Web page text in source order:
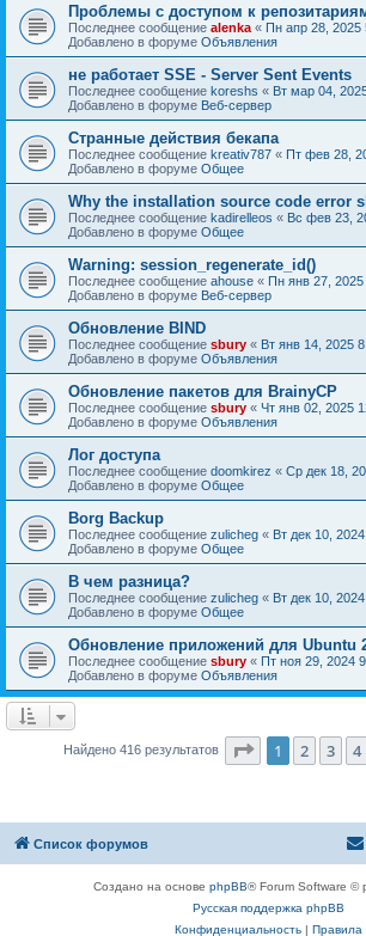
Проблемы с доступом к
Последнее сообщение alenka « Пн апр 28, 2025
Добавлено в форуме Объявления
не работает SSE - Server Sent Events
Последнее сообщение koreshs « Вт мар 04,
Добавлено в форуме Веб-сервер
Странные действия бекапа
Последнее сообщение kreativ787 « Пт фев 28,
Добавлено в форуме Общее
Why the installation source code error
Последнее сообщение kadirelleos « Вс фев 23,
Добавлено в форуме Общее
Warning: session_regenerate_id()
Последнее сообщение ahouse « Пн янв 27, 2025
Добавлено в форуме Веб-сервер
Обновление BIND
Последнее сообщение sbury « Вт янв 14, 2025
Добавлено в форуме Объявления
Oбновление пакетов для BrainyCP
Последнее сообщение sbury « Чт янв 02, 2025
Добавлено в форуме Объявления
Лог доступа
Последнее сообщение doomkirez « Ср дек 18,
Добавлено в форуме Общее
Borg Backup
Последнее сообщение zulicheg « Вт дек 10,
Добавлено в форуме Общее
В чем разница?
Последнее сообщение zulicheg « Вт дек 10,
Добавлено в форуме Общее
Обновление приложений для Ubuntu
Последнее сообщение sbury « Пт ноя 29, 2024
Добавлено в форуме Объявления
Найдено 416 результатов Страница из
1 2 3 4
Список форумов
Создано на основе phpBB® Forum Software ©
Русская поддержка phpBB
Конфиденциальность| Правила